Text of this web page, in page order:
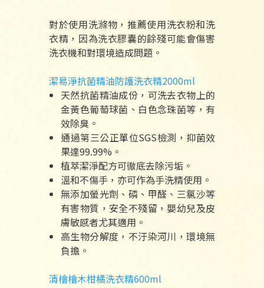
對於使用洗滌物，推薦使用洗衣粉和洗
衣精，因為洗衣膠囊的餘殘可能會傷害
洗衣機和對環境造成問題。
潔易淨抗菌精油防護洗衣精2000ml
天然抗菌精油成份，可洗去衣物上的
金黃色葡萄球菌、白色念珠菌等，有
效除臭。
通過第三公正單位SGS檢測，抑菌效
果達99.99%。
植萃潔淨配方可徹底去除污垢。
溫和不傷手，亦可作為手洗精使用。
無添加螢光劑、磷、甲醛、三氯沙等
有害物質，安全不殘留，嬰幼兒及皮
膚敏感者尤其適用。
高生物分解度，不汙染河川，環境無
負擔。
清檜檜木柑橘洗衣精600ml